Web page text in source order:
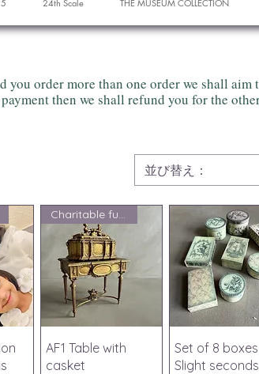
24th Scale THE MUSEUM COLLECTION
order more than one order we shall aim
then we shall refund you for the
並び替え：
クイックビュー
Charitable fundraising
AF1 Table with
casket
クイックビュ
Set of 8
Slight seconds